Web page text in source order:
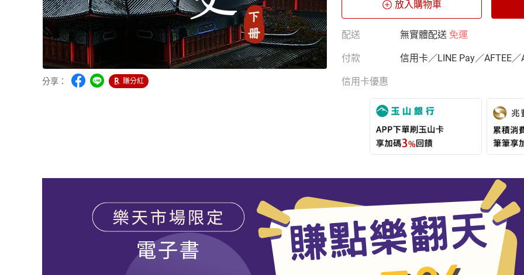
分享： 賺分紅
放入購物車
配送 無實體配送 免運
付款 信用卡／LINE Pay／AFTEE／
信用卡優惠